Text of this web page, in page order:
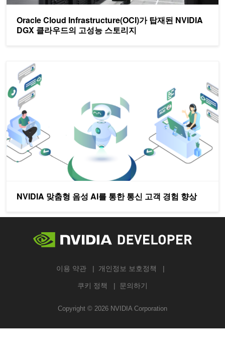
Oracle Cloud Infrastructure(OCI)가 탑재된 NVIDIA
DGX 클라우드의 고성능 스토리지
NVIDIA 맞춤형 음성 AI를 통한 통신 고객 경험 향상
NVIDIA 맞춤형 음성 AI를 통한 통신 고객 경험 향상
이용 약관 개인정보 보호정책
쿠키 정책 문의하기
Copyright © 2026 NVIDIA Corporation
검색하기